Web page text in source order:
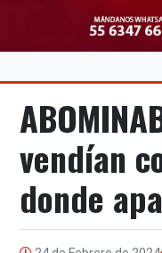
vendían
donde